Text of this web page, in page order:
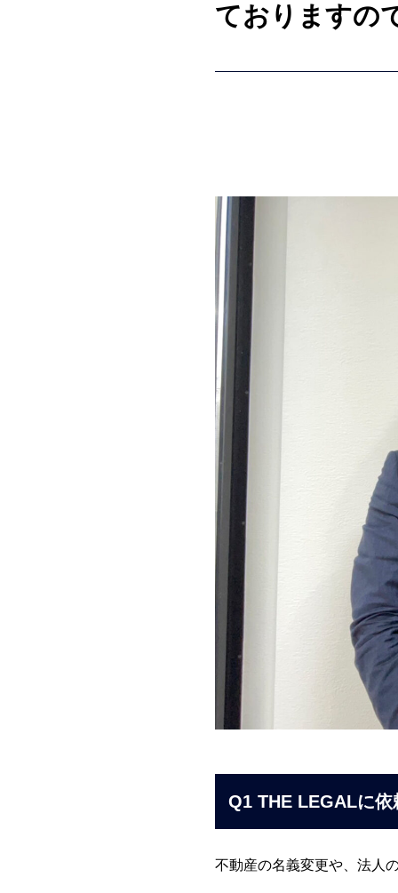
ておりますの
Q1 THE LEGALに
不動産の名義変更や、法人